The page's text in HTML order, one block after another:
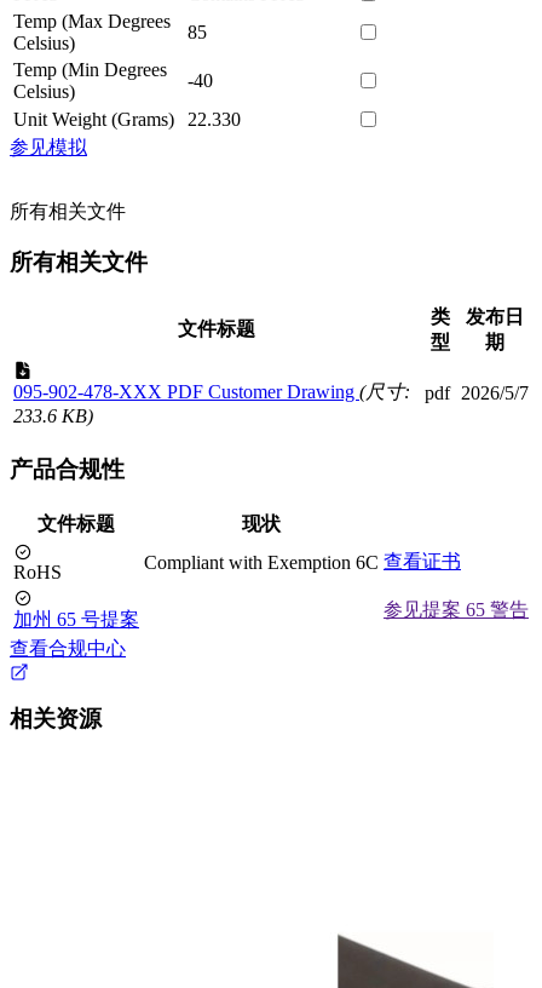
Temp (Max Degrees
Celsius)
85
Temp (Min Degrees
Celsius)
-40
Unit Weight (Grams)
22.330
参见模拟
所有相关文件
所有相关文件
文件标题
类
型
发布日
期
095-902-478-XXX PDF Customer Drawing (尺寸:
233.6 KB)
pdf 2026/5/7
产品合规性
文件标题 现状
RoHS Compliant with Exemption 6C 查看证书
加州 65 号提案
参见提案 65 警告
查看合规中心
相关资源